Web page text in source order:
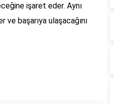
işaret eder. Aynı
başarıya ulaşacağını